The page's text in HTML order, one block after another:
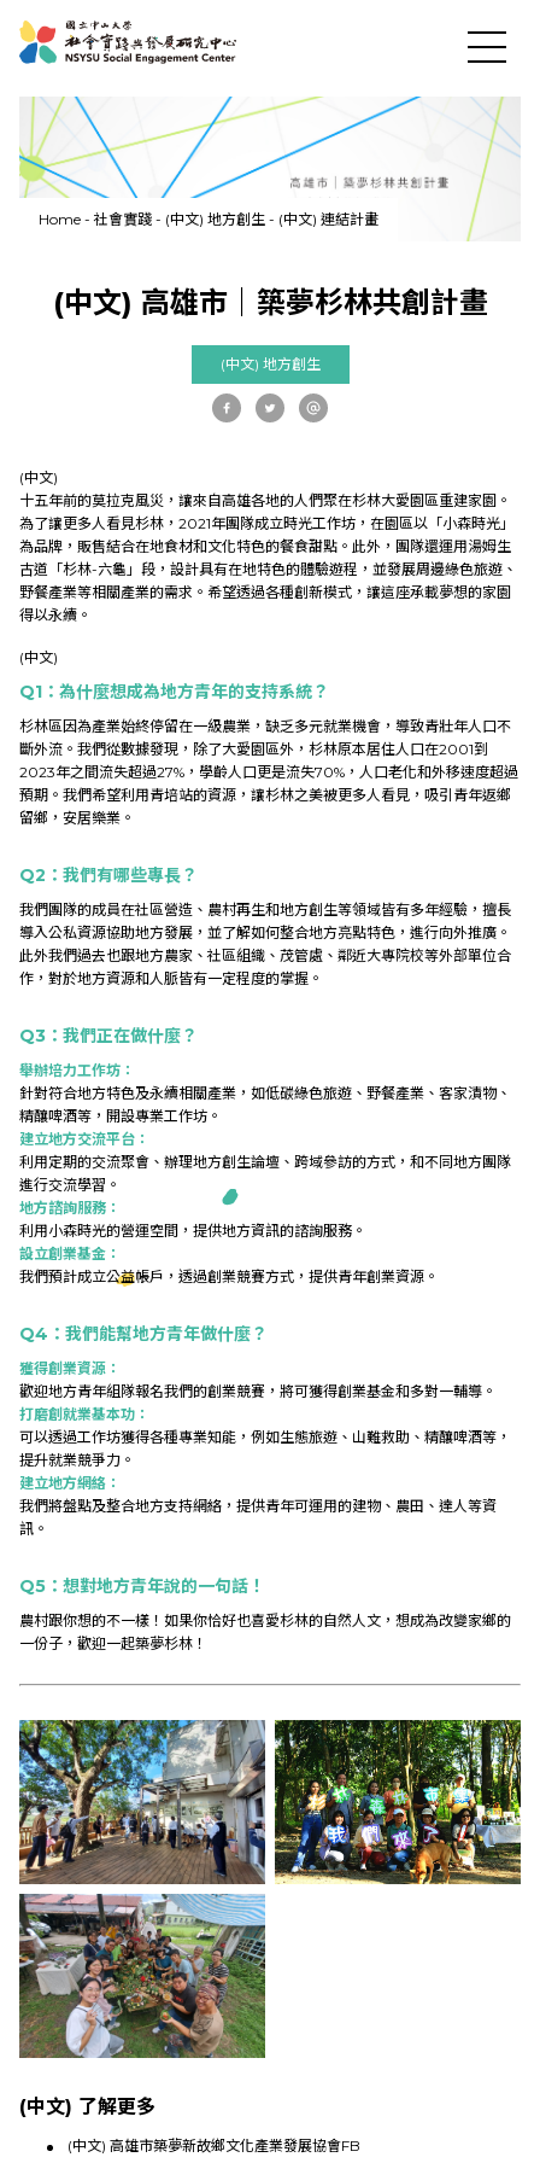
About US
Social Practices
Education
Research
中
Home - 社會實踐 - (中文) 地方創生 - (中文) 連結計畫
(中文) 高雄市｜築夢杉林共創計畫
(中文) 地方創生
(中文)
十五年前的莫拉克風災，讓來自高雄各地的人們聚在杉林大愛園區重建家園。
為了讓更多人看見杉林，2021年團隊成立時光工作坊 ，在園區以「小森時光」
為品牌，販售結合在地食材和文化特色的餐食甜點。 此外，團隊還運用湯姆生
古道「杉林-六龜」段 ，設計具有在地特色的體驗遊程，並發展周邊綠色旅遊 、
野餐產業等相關產業的需求。希望透過各種創新模式，讓這座承載夢想的家園
得以永續。
(中文)
Q1 ：為什麼想成為地方青年的支持系統？
杉林區因為產業始終停留在一級農業 ，缺乏多元就業機會，導致青壯年人口不
斷外流。我們從數據發現，除了大愛園區外，杉林原本居住人口在2001到
2023年之間流失超過27%，學齡人口更是流失70%， 人口老化和外移速度超過
預期 。我們希望利用青培站的資源，讓杉林之美被更多人看見 ，吸引青年返鄉
留鄉，安居樂業。
Q2 ：我們有哪些專長？
我們團隊的成員在社區營造 、 農村再生和地方創生等領域皆有多年經驗，擅長
導入公私資源協助地方發展，並了解如何整合地方亮點特色 ，進行向外推廣。
此外我們過去也跟地方農家、社區組織、茂管處、鄰近大專院校等外部單位合
作，對於地方資源和人脈皆有一定程度的掌握。
Q3 ：我們正在做什麼？
舉辦培力工作坊：
針對符合地方特色及永續相關產業，如低碳綠色旅遊、野餐產業、客家漬物、
精釀啤酒等，開設專業工作坊。
建立地方交流平台：
利用定期的交流聚會、辦理地方創生論壇、跨域參訪的方式，和不同地方團隊
進行交流學習。
地方諮詢服務：
利用小森時光的營運空間，提供地方資訊的諮詢服務。
設立創業基金：
我們預計成立公益帳戶，透過創業競賽方式，提供青年創業資源。
Q4 ：我們能幫地方青年做什麼？
獲得創業資源：
歡迎地方青年組隊報名我們的創業競賽，將可獲得創業基金和多對一輔導。
打磨創就業基本功：
可以透過工作坊獲得各種專業知能，例如生態旅遊、山難救助、精釀啤酒等，
提升就業競爭力。
建立地方網絡：
我們將盤點及整合地方支持網絡，提供青年可運用的建物、農田、達人等資
訊。
Q5 ：想對地方青年說的一句話！
農村跟你想的不一樣！ 如果你恰好也喜愛杉林的自然人文， 想成為改變家鄉的
一份子， 歡迎一起築夢杉林！
(中文) 了解更多
(中文) 高雄市築夢新故鄉文化產業發展協會FB